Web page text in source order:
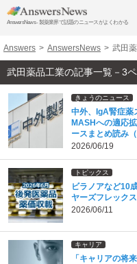
AnswersNews - 製薬業界で話題のニュースがよくわかる
Answers > AnswersNews > 武田
武田薬品工業の記事一覧－3
きょうのニュース
中外、IgA腎症薬
MASHへの適応
ースまとめ読み
2026/06/19
トピックス
ビラノアなど10
ヤーズフレック
2026/06/11
キャリア
「キャリアの将